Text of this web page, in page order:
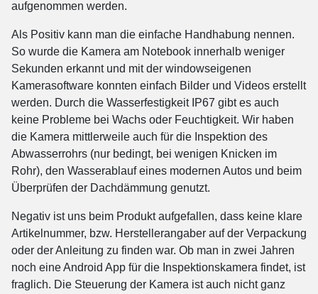
aufgenommen werden.
Als Positiv kann man die einfache Handhabung nennen.
So wurde die Kamera am Notebook innerhalb weniger
Sekunden erkannt und mit der windowseigenen
Kamerasoftware konnten einfach Bilder und Videos erstellt
werden. Durch die Wasserfestigkeit IP67 gibt es auch
keine Probleme bei Wachs oder Feuchtigkeit. Wir haben
die Kamera mittlerweile auch für die Inspektion des
Abwasserrohrs (nur bedingt, bei wenigen Knicken im
Rohr), den Wasserablauf eines modernen Autos und beim
Überprüfen der Dachdämmung genutzt.
Negativ ist uns beim Produkt aufgefallen, dass keine klare
Artikelnummer, bzw. Herstellerangaber auf der Verpackung
oder der Anleitung zu finden war. Ob man in zwei Jahren
noch eine Android App für die Inspektionskamera findet, ist
fraglich. Die Steuerung der Kamera ist auch nicht ganz